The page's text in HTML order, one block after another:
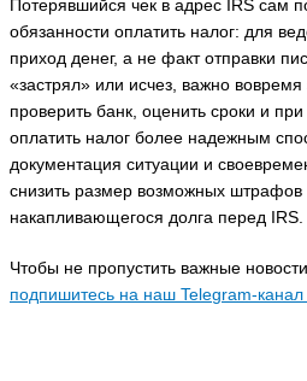
Потерявшийся чек в адрес IRS сам
обязанности оплатить налог: для
приход денег, а не факт отправки
«застрял» или исчез, важно вовремя
проверить банк, оценить сроки и
оплатить налог более надежным
документация ситуации и
снизить размер возможных штрафов
накапливающегося долга перед IRS.
Чтобы не пропустить важные
подпишитесь на наш Telegram-